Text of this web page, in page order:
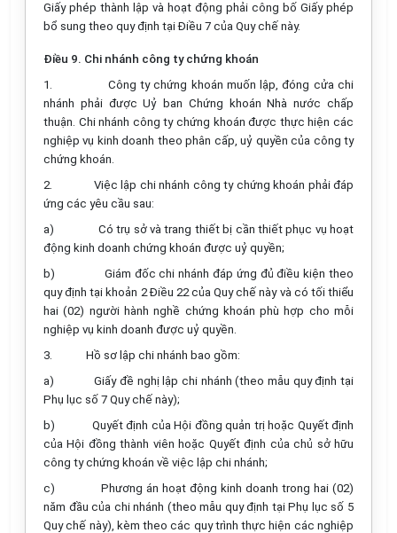
Giấy phép thành lập và hoạt động phải công bố Giấy phép
bổ sung theo quy định tại Điều 7 của Quy chế này.
Điều 9. Chi nhánh công ty chứng khoán
1.
Công ty chứng khoán muốn lập, đóng cửa chi
nhánh phải được Uỷ ban Chứng khoán Nhà nước chấp
thuận. Chi nhánh công ty chứng khoán được thực hiện các
nghiệp vụ kinh doanh theo phân cấp, uỷ quyền của công ty
chứng khoán.
2.
Việc lập chi nhánh công ty chứng khoán phải đáp
ứng các yêu cầu sau:
a)
Có trụ sở và trang thiết bị cần thiết phục vụ hoạt
động kinh doanh chứng khoán được uỷ quyền;
b)
Giám đốc chi nhánh đáp ứng đủ điều kiện theo
quy định tại khoản 2 Điều 22 của Quy chế này và có tối thiểu
hai (02) người hành nghề chứng khoán phù hợp cho mỗi
nghiệp vụ kinh doanh được uỷ quyền.
3.
Hồ sơ lập chi nhánh bao gồm:
a)
Giấy đề nghị lập chi nhánh (theo mẫu quy định tại
Phụ lục số 7 Quy chế này);
b)
Quyết định của Hội đồng quản trị hoặc Quyết định
của Hội đồng thành viên hoặc Quyết định của chủ sở hữu
công ty chứng khoán về việc lập chi nhánh;
c)
Phương án hoạt động kinh doanh trong hai (02)
năm đầu của chi nhánh (theo mẫu quy định tại Phụ lục số 5
Quy chế này), kèm theo các quy trình thực hiện các nghiệp